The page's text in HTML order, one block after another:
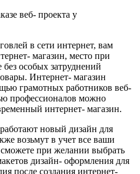
веб- проекта у
в сети интернет, вам
магазин, место при
особых затруднений
Интернет- магазин
грамотных работников веб-
профессионалов можно
интернет- магазин.
новый дизайн для
возьмут в учет все ваши
при желании выбрать
дизайн- оформления для
после создания интернет-